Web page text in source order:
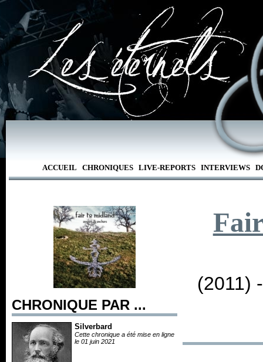
ACCUEIL CHRONIQUES LIVE-REPORTS INTERVIEWS
CHRONIQUE PAR ...
Silverbard
Cette chronique a été mise en ligne
le 01 juin 2021
(2011)